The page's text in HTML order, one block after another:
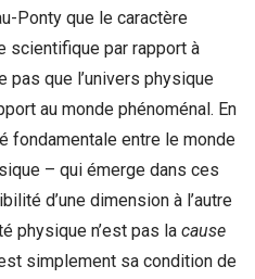
Ponty que le caractère
scientifique par rapport à
pas que l’univers physique
au monde phénoménal. En
fondamentale entre le monde
– qui émerge dans ces
d’une dimension à l’autre
physique n’est pas la cause
simplement sa condition de